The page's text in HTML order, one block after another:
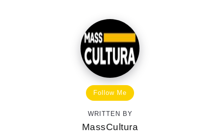
Follow Me
WRITTEN BY
MassCultura